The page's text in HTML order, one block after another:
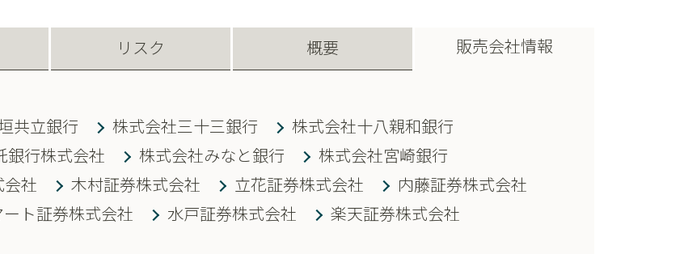
リスク 概要 販売会社情報
共立銀行 株式会社三十三銀行
株式会社十八親和銀行
銀行株式会社 株式会社みなと銀行
株式会社宮崎銀行
会社 木村証券株式会社 立花証券株式会社
内藤証券株式会社
ート証券株式会社 水戸証券株式会社 楽天証券株式会社